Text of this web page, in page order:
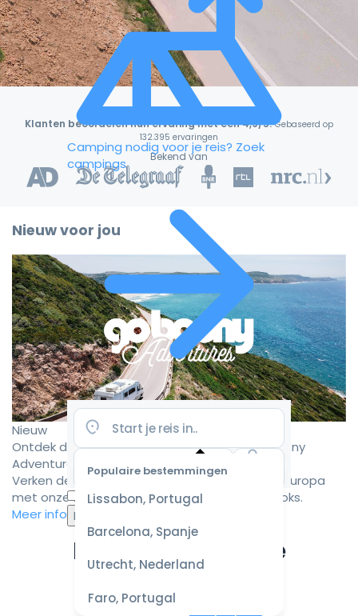
Camping nodig voor je reis? Zoek
campings
Populaire bestemmingen
Lissabon, Portugal
Barcelona, Spanje
Utrecht, Nederland
Faro, Portugal
Selecteer
datum
voor de
beste
prijzen
Klanten beoordelen hun ervaring met een 4,9/5! Gebaseerd op
132.395 ervaringen
Bekend van
Nieuw voor jou
Nieuw
Ontdek de mooiste camperroutes met Goboony
Adventures
Verken de mooiste camperbestemmingen in Europa
met onze zorgvuldig samengestelde roadbooks.
Meer informatie
Ervaar de ultieme
campervakantie